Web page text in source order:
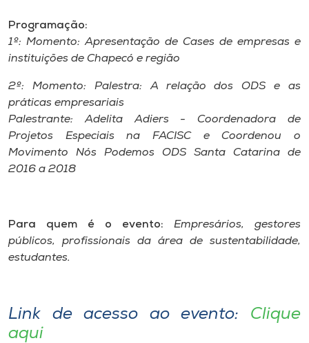
Selecione
o idioma
A+
A-
Programação:
1º: Momento: Apresentação de Cases de empresas e
instituições de Chapecó e região
2º: Momento: Palestra: A relação dos ODS e as
práticas empresariais
Palestrante: Adelita Adiers - Coordenadora de
Projetos Especiais na FACISC e Coordenou o
Movimento Nós Podemos ODS Santa Catarina de
2016 a 2018
Para quem é o evento: Empresários, gestores
públicos, profissionais da área de sustentabilidade,
estudantes.
Link de acesso ao evento: Clique
aqui